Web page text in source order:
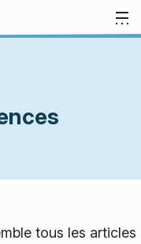
tous les articles